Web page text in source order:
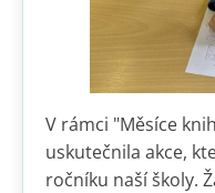
V rámci "Měsíce
uskutečnila akce,
ročníku naší školy.